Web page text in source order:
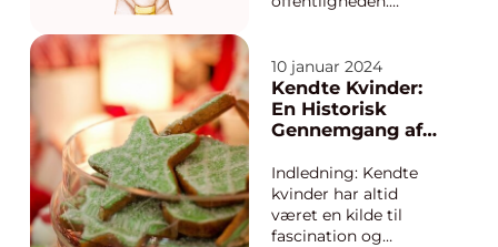
politikere eller
sportsfolk, så er de
blevet genstand for
beundring, inspiration
samtaler ved
middagsbordene. I
denn...
10 januar 2024
Kendte Kvinder:
En Historisk
Gennemgang af
Ikoners Udvikling
Indledning: Kendte
kvinder har altid
været en kilde til
fascination og